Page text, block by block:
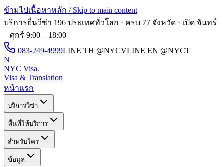
ข้ามไปเนื้อหาหลัก / Skip to main content
บริการยื่นวีซ่า 196 ประเทศทั่วโลก · ครบ 77 จังหวัด · เปิด จันทร์
– ศุกร์ 9:00 – 18:00
083-249-4999LINE TH @NYCVLINE EN @NYCT
N
NYC Visa.
Visa & Translation
หน้าแรก
บริการวีซ่า
พื้นที่ให้บริการ
สำหรับใคร
ข้อมูล